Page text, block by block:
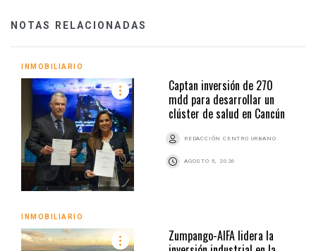
NOTAS RELACIONADAS
INMOBILIARIO
Captan inversión de 270
mdd para desarrollar un
clúster de salud en Cancún
REDACCIÓN CENTRO URBANO
AGOSTO 5, 2026
INMOBILIARIO
Zumpango-AIFA lidera la